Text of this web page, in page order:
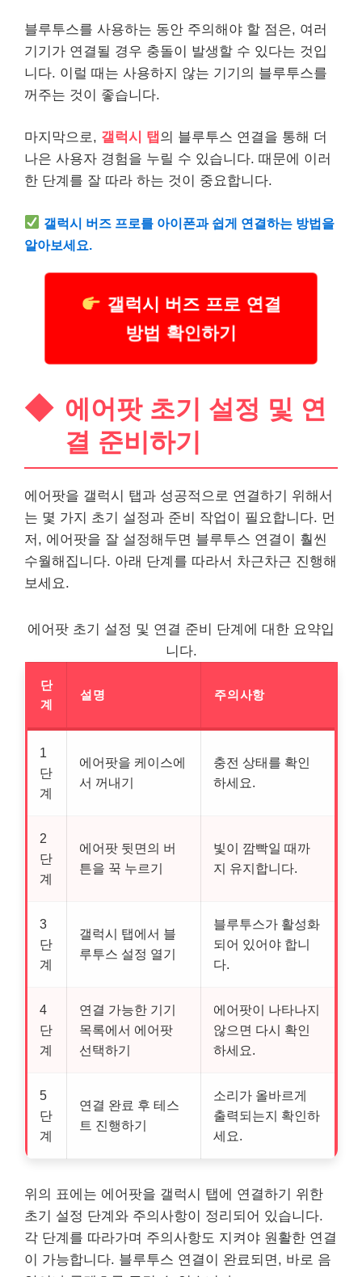
블루투스를 사용하는 동안 주의해야 할 점은, 여러
기기가 연결될 경우 충돌이 발생할 수 있다는 것입
니다. 이럴 때는 사용하지 않는 기기의 블루투스를
꺼주는 것이 좋습니다.
마지막으로, 갤럭시 탭 의 블루투스 연결을 통해 더
나은 사용자 경험을 누릴 수 있습니다. 때문에 이러
한 단계를 잘 따라 하는 것이 중요합니다.
갤럭시 버즈 프로를 아이폰과 쉽게 연결하는 방법을
알아보세요.
갤럭시 버즈 프로 연결
방법 확인하기
에어팟 초기 설정 및 연
결 준비하기
에어팟을 갤럭시 탭과 성공적으로 연결하기 위해서
는 몇 가지 초기 설정과 준비 작업이 필요합니다. 먼
저, 에어팟을 잘 설정해두면 블루투스 연결이 훨씬
수월해집니다. 아래 단계를 따라서 차근차근 진행해
보세요.
에어팟 초기 설정 및 연결 준비 단계에 대한 요약입
니다.
단
계
설명 주의사항
1
단
계
에어팟을 케이스에
서 꺼내기
충전 상태를 확인
하세요.
2
단
계
에어팟 뒷면의 버
튼을 꾹 누르기
빛이 깜빡일 때까
지 유지합니다.
3
단
계
갤럭시 탭에서 블
루투스 설정 열기
블루투스가 활성화
되어 있어야 합니
다.
4
단
계
연결 가능한 기기
목록에서 에어팟
선택하기
에어팟이 나타나지
않으면 다시 확인
하세요.
5
단
계
연결 완료 후 테스
트 진행하기
소리가 올바르게
출력되는지 확인하
세요.
위의 표에는 에어팟을 갤럭시 탭에 연결하기 위한
초기 설정 단계와 주의사항이 정리되어 있습니다.
각 단계를 따라가며 주의사항도 지켜야 원활한 연결
이 가능합니다. 블루투스 연결이 완료되면, 바로 음